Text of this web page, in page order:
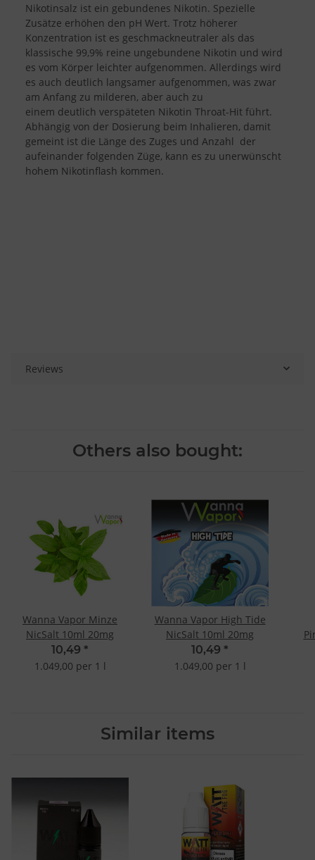
Nikotinsalz ist ein gebundenes Nikotin. Spezielle
Zusätze erhöhen den pH Wert. Trotz höherer
Konzentration ist es geschmackneutraler als das
klassische 99,9% reine ungebundene Nikotin und wird
es vom Körper leichter aufgenommen. Allerdings wird
es auch deutlich langsamer aufgenommen, was zwar
am Anfang zu milderen, aber auch zu
einem deutlich verspäteten Nikotin Throat-Hit führt.
Abhängig von der Dosierung beim Inhalieren, damit
gemeint ist die Länge des Zuges und Anzahl der
aufeinander folgenden Züge, kann es zu unerwünscht
hohem Nikotinflash kommen.
Reviews
Others also bought:
Wanna Vapor Minze
NicSalt 10ml 20mg
10,49 *
1.049,00 per 1 l
Wanna Vapor High Tide
NicSalt 10ml 20mg
10,49 *
1.049,00 per 1 l
Similar items